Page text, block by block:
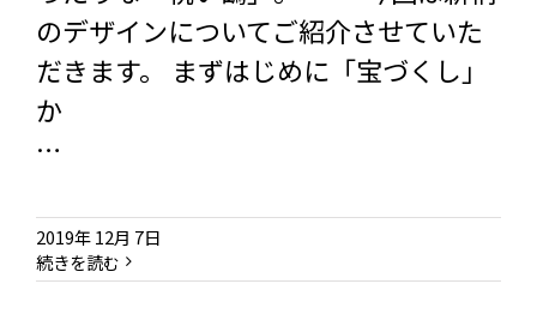
のデザインについてご紹介させていた
だきます。 まずはじめに「宝づくし」
か
…
2019年 12月 7日
続きを読む